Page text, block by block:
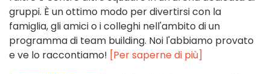
gruppi. È un ottimo modo per divertirsi con la
famiglia, gli amici o i colleghi nell'ambito di un
programma di team building. Noi l'abbiamo provato
e ve lo raccontiamo! [Per saperne di più]